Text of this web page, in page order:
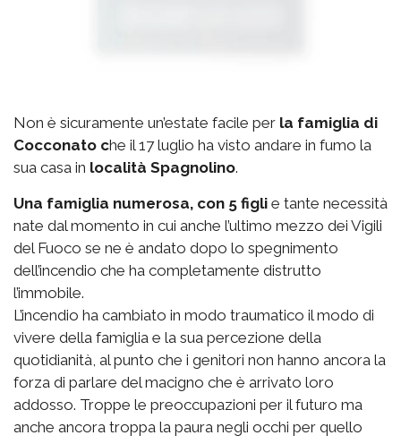
Non è sicuramente un’estate facile per la famiglia di
Cocconato che il 17 luglio ha visto andare in fumo la
sua casa in località Spagnolino.
Una famiglia numerosa, con 5 figli e tante necessità
nate dal momento in cui anche l’ultimo mezzo dei Vigili
del Fuoco se ne è andato dopo lo spegnimento
dell’incendio che ha completamente distrutto
l’immobile.
L’incendio ha cambiato in modo traumatico il modo di
vivere della famiglia e la sua percezione della
quotidianità, al punto che i genitori non hanno ancora la
forza di parlare del macigno che è arrivato loro
addosso. Troppe le preoccupazioni per il futuro ma
anche ancora troppa la paura negli occhi per quello